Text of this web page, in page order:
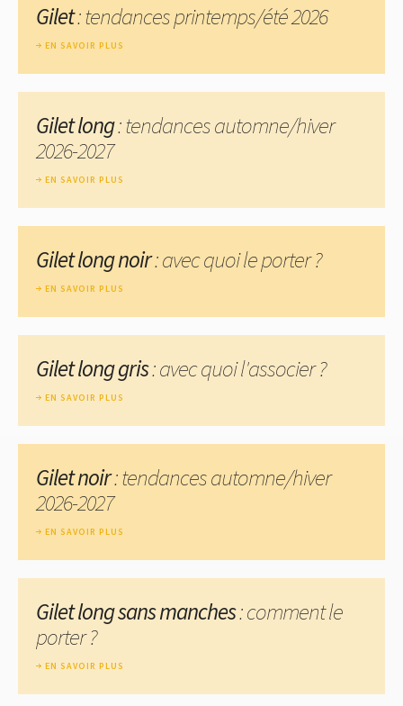
Gilet: tendances printemps/été 2026
EN SAVOIR PLUS
Gilet long: tendances automne/hiver
2026-2027
EN SAVOIR PLUS
Gilet long noir: avec quoi le porter ?
EN SAVOIR PLUS
Gilet long gris: avec quoi l'associer ?
EN SAVOIR PLUS
Gilet noir: tendances automne/hiver
2026-2027
EN SAVOIR PLUS
Gilet long sans manches: comment le
porter ?
EN SAVOIR PLUS